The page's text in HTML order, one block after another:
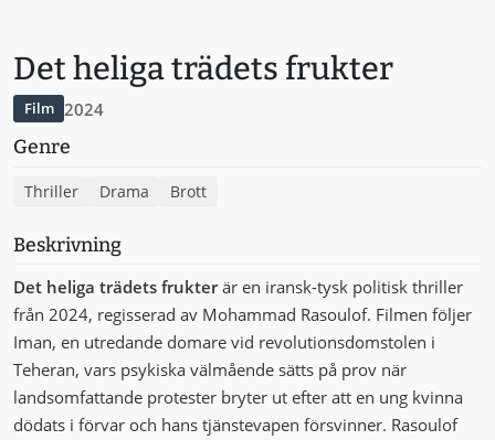
Det heliga trädets frukter
Film 2024
Genre
Thriller Drama Brott
Beskrivning
Det heliga trädets frukterär en iransk-tysk politisk thriller
från 2024, regisserad av Mohammad Rasoulof. Filmen följer
Iman, en utredande domare vid revolutionsdomstolen i
Teheran, vars psykiska välmående sätts på prov när
landsomfattande protester bryter ut efter att en ung kvinna
dödats i förvar och hans tjänstevapen försvinner. Rasoulof